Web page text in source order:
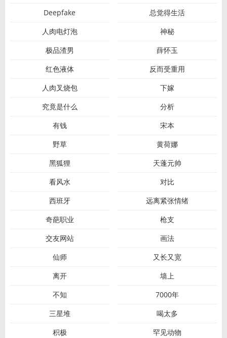
Deepfake
总觉得生活
人肉电灯泡
神秘
极品渣男
薛怀玉
红色液体
反而受重用
人肉叉烧包
下嫁
究竟是什么
分析
有钱
宋本
野草
黄荷娜
黑狐狸
天蓬元帅
看风水
对比
西班牙
远离紧张情绪
奇葩职业
枪支
交友网站
画法
仙师
又长又宽
离开
墙上
不知
7000年
三星堆
喝太多
积极
罕见动物